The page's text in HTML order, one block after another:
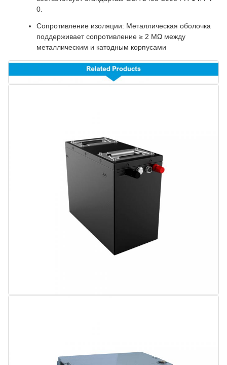
0.
Сопротивление изоляции: Металлическая оболочка
поддерживает сопротивление ≥ 2 MΩ между
металлическим и катодным корпусами